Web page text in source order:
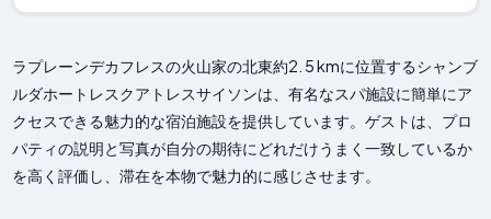
ラプレーンデカフレスの火山家の北東約2. 5 kmに位置するシャンブ
ルダホートレスクアトレスサイソンは、有名なスパ施設に簡単にア
クセスできる魅力的な宿泊施設を提供しています。ゲストは、プロ
パティの説明と写真が自分の期待にどれだけうまく一致しているか
を高く評価し、滞在を本物で魅力的に感じさせます。